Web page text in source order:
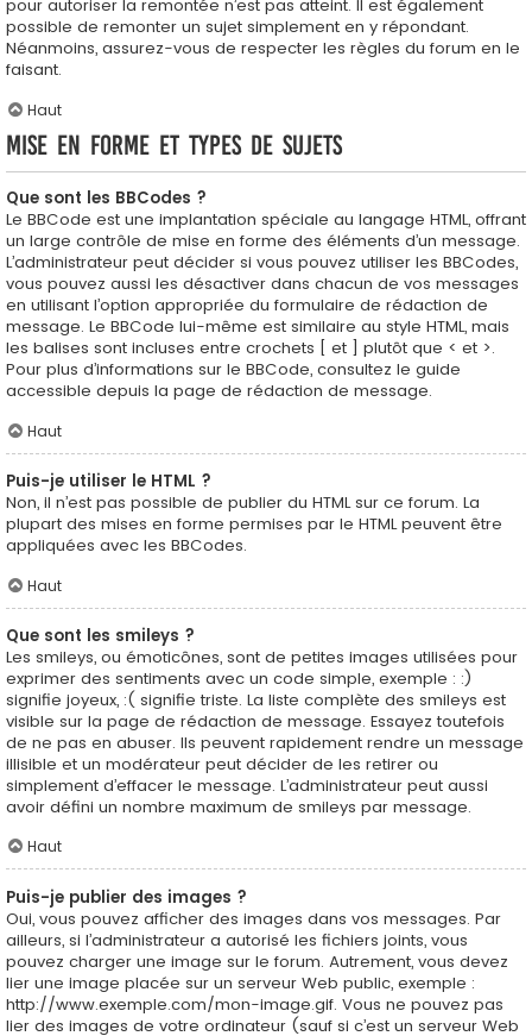
pour autoriser la remontée n’est pas atteint. Il est également
possible de remonter un sujet simplement en y répondant.
Néanmoins, assurez-vous de respecter les règles du forum en le
faisant.
Haut
Mise en forme et types de sujets
Que sont les BBCodes ?
Le BBCode est une implantation spéciale au langage HTML, offrant
un large contrôle de mise en forme des éléments d’un message.
L’administrateur peut décider si vous pouvez utiliser les BBCodes,
vous pouvez aussi les désactiver dans chacun de vos messages
en utilisant l’option appropriée du formulaire de rédaction de
message. Le BBCode lui-même est similaire au style HTML, mais
les balises sont incluses entre crochets [ et ] plutôt que < et >.
Pour plus d’informations sur le BBCode, consultez le guide
accessible depuis la page de rédaction de message.
Haut
Puis-je utiliser le HTML ?
Non, il n’est pas possible de publier du HTML sur ce forum. La
plupart des mises en forme permises par le HTML peuvent être
appliquées avec les BBCodes.
Haut
Que sont les smileys ?
Les smileys, ou émoticônes, sont de petites images utilisées pour
exprimer des sentiments avec un code simple, exemple : :)
signifie joyeux, :( signifie triste. La liste complète des smileys est
visible sur la page de rédaction de message. Essayez toutefois
de ne pas en abuser. Ils peuvent rapidement rendre un message
illisible et un modérateur peut décider de les retirer ou
simplement d’effacer le message. L’administrateur peut aussi
avoir défini un nombre maximum de smileys par message.
Haut
Puis-je publier des images ?
Oui, vous pouvez afficher des images dans vos messages. Par
ailleurs, si l’administrateur a autorisé les fichiers joints, vous
pouvez charger une image sur le forum. Autrement, vous devez
lier une image placée sur un serveur Web public, exemple :
http://www.exemple.com/mon-image.gif. Vous ne pouvez pas
lier des images de votre ordinateur (sauf si c’est un serveur Web